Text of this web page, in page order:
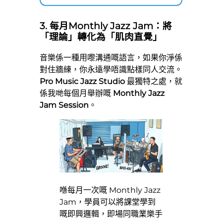
3. 每月Monthly Jazz Jam：將
「理論」轉化為「肌肉直覺」
音樂係一種用嚟溝通嘅語言，如果你淨係
對住牆練，你永遠學唔識點樣同人交流。
Pro Music Jazz Studio 最獨特之處，就
係我哋每個月舉辦嘅 Monthly Jazz
Jam Session 。
喺每月一次嘅 Monthly Jazz
Jam，學員可以將課堂學到
嘅即興邏輯，即場同職業樂手